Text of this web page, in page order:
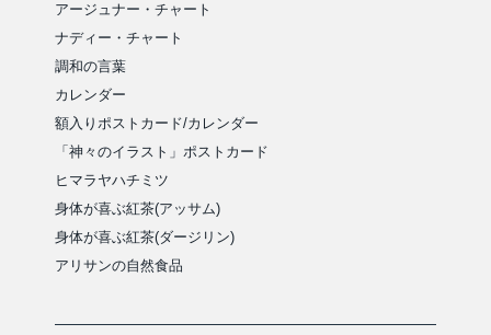
アージュナー・チャート
ナディー・チャート
調和の言葉
カレンダー
額入りポストカード/カレンダー
「神々のイラスト」ポストカード
ヒマラヤハチミツ
身体が喜ぶ紅茶(アッサム)
身体が喜ぶ紅茶(ダージリン)
アリサンの自然食品